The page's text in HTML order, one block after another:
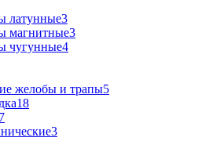
латунные3
магнитные3
чугунные4
желобы и трапы5
18
7
3